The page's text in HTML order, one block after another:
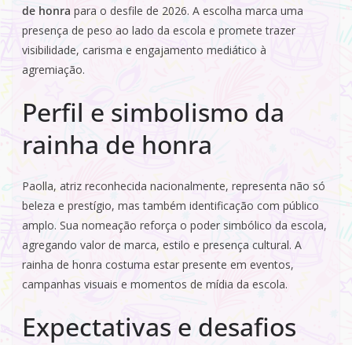
de honra para o desfile de 2026. A escolha marca uma
presença de peso ao lado da escola e promete trazer
visibilidade, carisma e engajamento mediático à
agremiação.
Perfil e simbolismo da
rainha de honra
Paolla, atriz reconhecida nacionalmente, representa não só
beleza e prestígio, mas também identificação com público
amplo. Sua nomeação reforça o poder simbólico da escola,
agregando valor de marca, estilo e presença cultural. A
rainha de honra costuma estar presente em eventos,
campanhas visuais e momentos de mídia da escola.
Expectativas e desafios